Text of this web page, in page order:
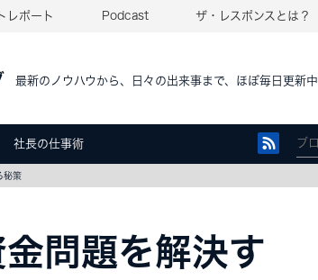
レポート Podcast ザ・レスポンスとは？
最新のノウハウから、日々の出来事まで、ほぼ毎日更新中
社長の仕事術
秘策
問題を解決す